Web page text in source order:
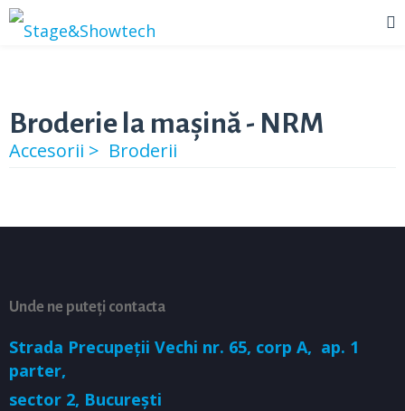
Broderie la mașină - NRM
Accesorii > Broderii
Unde ne puteți contacta
Strada Precupeții Vechi nr. 65, corp A, ap. 1
parter,
sector 2, București